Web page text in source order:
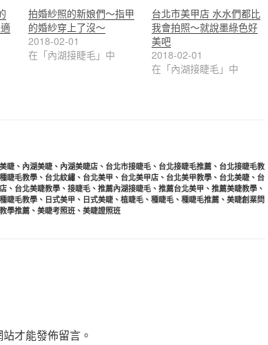
拍婚紗照的新娘們～指甲
的婚紗穿上了沒～
2018-02-01
在「內湖接睫毛」中
台北市美甲店 水水們都比
我會拍照～就說墨綠色好
美吧
2018-02-01
在「內湖接睫毛」中
睫、 內湖美睫、 內湖美睫店、 台北市接睫毛、 台北接睫毛推薦、 台北接睫毛教
睫毛教學、 台北紋繡、 台北美甲 、 台北美甲店、 台北美甲教學、 台北美睫、 台
、 台北美睫教學、 接睫毛、 推薦內湖接睫毛、 推薦台北美甲 、 推薦美睫教學、
睫毛教學、 日式美甲 、 日式美睫、 植睫毛、 種睫毛、 種睫毛推薦、 美睫創業問
學推薦、 美睫考照班、 美睫證照班
站才能發佈留言。